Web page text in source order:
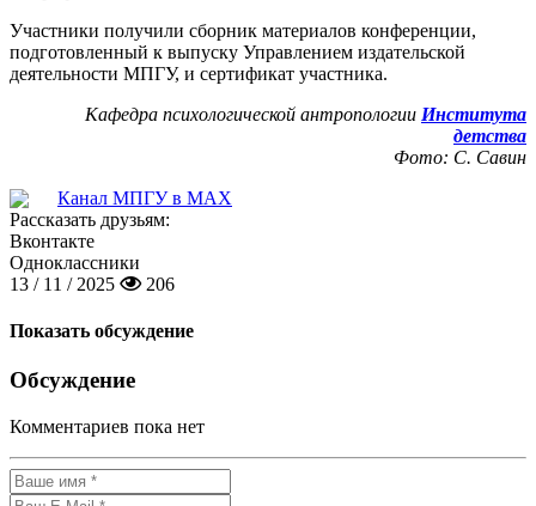
Участники получили сборник материалов конференции,
подготовленный к выпуску Управлением издательской
деятельности МПГУ, и сертификат участника.
Кафедра психологической антропологии Института
детства
Фото: С. Савин
Канал МПГУ в MAX
Рассказать друзьям:
Вконтакте
Одноклассники
13 / 11 / 2025
206
Показать обсуждение
Обсуждение
Комментариев пока нет